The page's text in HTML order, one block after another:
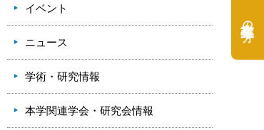
の方
イベント
ニュース
学術・研究情報
本学関連学会・研究会情報